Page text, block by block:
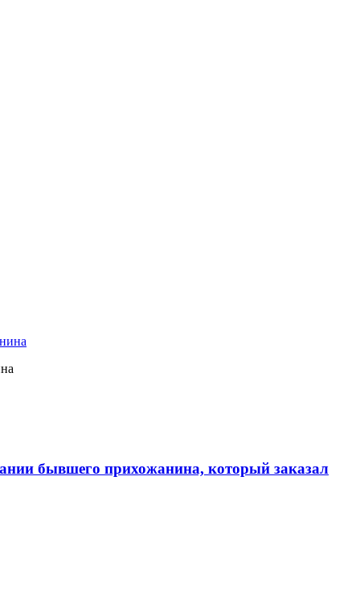
бывшего прихожанина, который заказал